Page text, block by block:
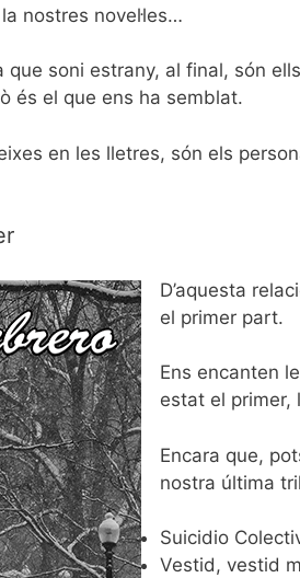
nostres novel·les…
que soni estrany, al final, són
és el que ens ha semblat.
en les lletres, són els
D’aquesta
el primer part.
Ens encanten
estat el primer,
Encara que,
nostra última
Suicidio
Vestid, vestid